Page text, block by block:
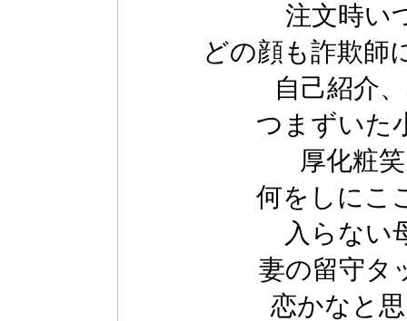
注文時い
どの顔も詐欺師
自己紹介
つまずいた
厚化粧
何をしにこ
入らない
妻の留守タ
恋かなと